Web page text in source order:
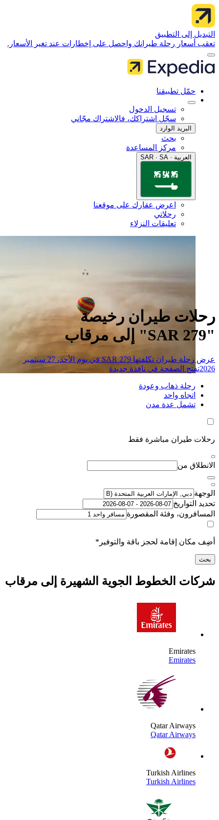
إلى التطبيق
رحلة طيرانك واحصل على إخطارات عند تغير الأسعار.
تطبيقنا
تسجيل الدخول
سجّل اشتراكك، فالاشتراك مجّاني
البريد الوارد
مركز المساعدة
اعرض عقارك على موقعنا
رحلاتي
تعليقات النزلاء
طيران رخيصة
عرض رحلة طيران تكلفتها SAR 279 في يوم الأحد، 27 سبتمبر
الصفحة في نافذة جديدة
ذهاب وعودة
واحد
عدة مدن
طيران مباشرة فقط
من
وفئة المقصورة
إقامة لحجز باقة والتوفير*
الخطوط الجوية الشهيرة إلى مرقاب
Qatar
Qatar
Turkish
Turkish